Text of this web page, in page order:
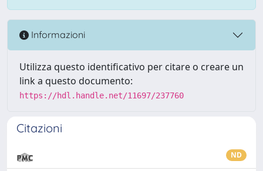
Informazioni
Utilizza questo identificativo per citare o creare un
link a questo documento:
https://hdl.handle.net/11697/237760
Citazioni
ND